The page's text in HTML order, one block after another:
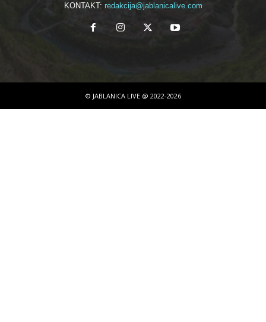
KONTAKT: redakcija@jablanicalive.com
© JABLANICA LIVE @ 2022-2026